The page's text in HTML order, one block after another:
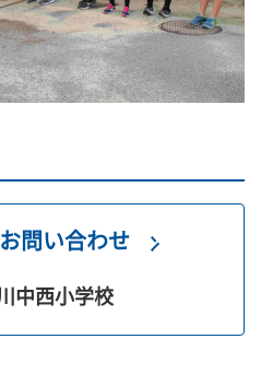
問い合わせ
中西小学校